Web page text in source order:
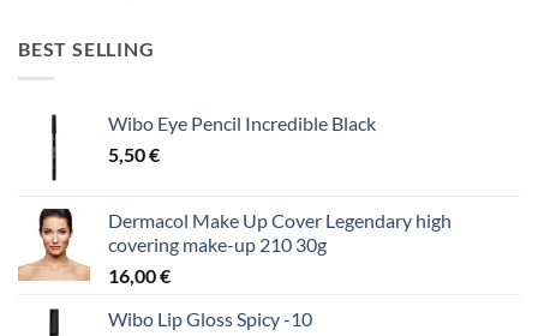
BEST SELLING
Wibo Eye Pencil Incredible Black
5,50€
Dermacol Make Up Cover Legendary high
covering make-up 210 30g
16,00€
Wibo Lip Gloss Spicy -10